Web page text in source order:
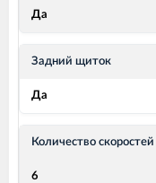
Да
Задний щиток
Да
Количество скоростей
6